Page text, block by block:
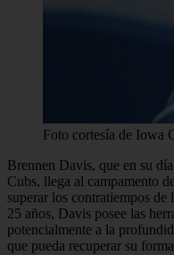
Foto cortesía de Iowa
Brennen Davis, que en su
Cubs, llega al campamento
superar los contratiempos de
25 años, Davis posee las
potencialmente a la
que pueda recuperar su